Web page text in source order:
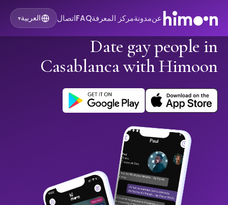
عنمدونةمركز المعرفةFAQاتصال العربية▾
Date gay people in
Casablanca with Himoon